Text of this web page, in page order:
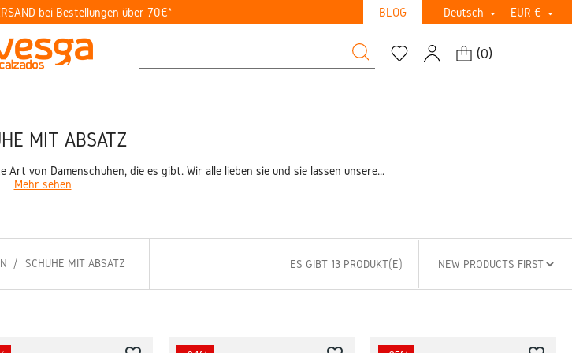
bei Bestellungen über 70€* BLOG Deutsch  EUR € 
(0)
MIT ABSATZ
von Damenschuhen, die es gibt. Wir alle lieben sie und sie lassen unsere...
Mehr sehen
SCHUHE MIT ABSATZ ES GIBT 13 PRODUKT(E)